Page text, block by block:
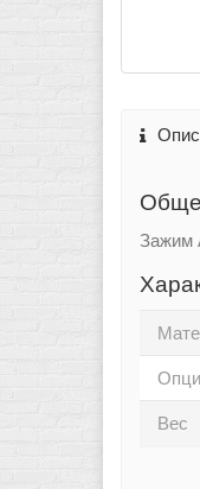
Зажим
Вес